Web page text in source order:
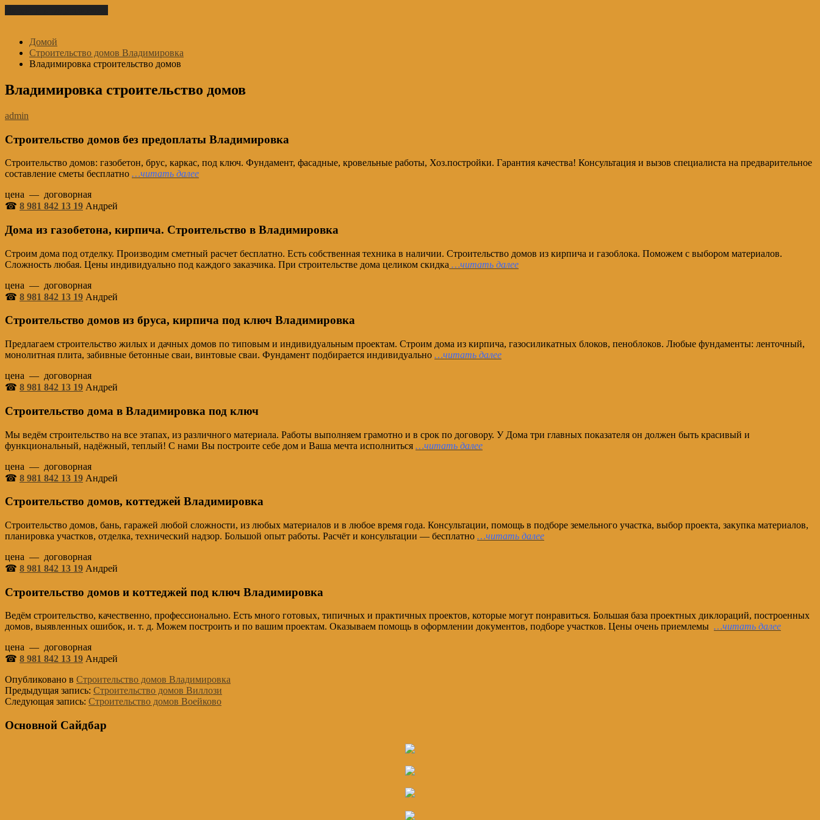
Домой
Строительство домов Владимировка
Владимировка cтроительство домов
Владимировка cтроительство домов
admin
Строительство домов без предоплаты Владимировка
Строительство домов: газобетон, брус, каркас, под ключ. Фундамент, фасадные, кровельные работы, Хоз.постройки. Гарантия качества! Консультация и вызов специалиста на предварительное
составление сметы бесплатно …читать далее
цена — договорная
☎ 8 981 842 13 19 Андрей
Дома из газобетона, кирпича. Строительство в Владимировка
Строим дома под отделку. Производим сметный расчет бесплатно. Есть собственная техника в наличии. Строительство домов из кирпича и газоблока. Поможем с выбором материалов.
Сложность любая. Цены индивидуально под каждого заказчика. При строительстве дома целиком скидка …читать далее
цена — договорная
☎ 8 981 842 13 19 Андрей
Строительство домов из бруса, кирпича под ключ Владимировка
Предлагаем строительство жилых и дачных домов по типовым и индивидуальным проектам. Строим дома из кирпича, газосиликатных блоков, пеноблоков. Любые фундаменты: ленточный,
монолитная плита, забивные бетонные сваи, винтовые сваи. Фундамент подбирается индивидуально …читать далее
цена — договорная
☎ 8 981 842 13 19 Андрей
Строительство дома в Владимировка под ключ
Мы ведём строительство на все этапах, из различного материала. Работы выполняем грамотно и в срок по договору. У Дома три главных показателя он должен быть красивый и
функциональный, надёжный, теплый! С нами Вы построите себе дом и Ваша мечта исполниться …читать далее
цена — договорная
☎ 8 981 842 13 19 Андрей
Строительство домов, коттеджей Владимировка
Строительство домов, бань, гаражей любой сложности, из любых материалов и в любое время года. Консультации, помощь в подборе земельного участка, выбор проекта, закупка материалов,
планировка участков, отделка, технический надзор. Большой опыт работы. Расчёт и консультации — бесплатно …читать далее
цена — договорная
☎ 8 981 842 13 19 Андрей
Строительство домов и коттеджей под ключ Владимировка
Ведём строительство, качественно, профессионально. Есть много готовых, типичных и практичных проектов, которые могут понравиться. Большая база проектных диклораций, построенных
домов, выявленных ошибок, и. т. д. Можем построить и по вашим проектам. Оказываем помощь в оформлении документов, подборе участков. Цены очень приемлемы …читать далее
цена — договорная
☎ 8 981 842 13 19 Андрей
Опубликовано в Строительство домов Владимировка
Предыдущая запись: Строительство домов Виллози
Следующая запись: Строительство домов Воейково
Основной Сайдбар